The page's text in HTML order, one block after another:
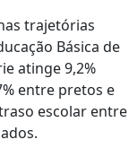
trajetórias
Básica de
atinge 9,2%
entre pretos e
escolar entre